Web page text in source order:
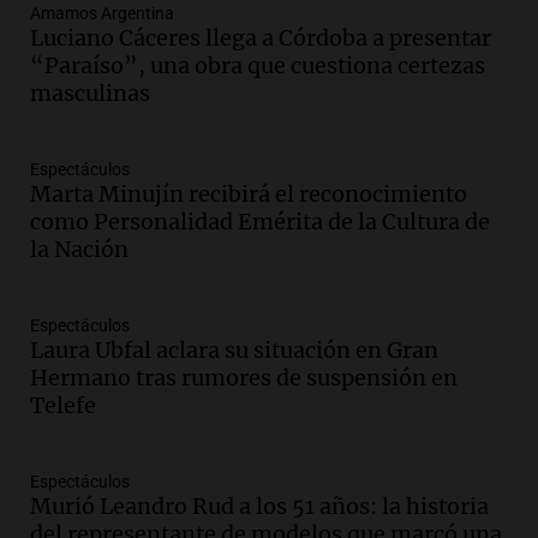
Audio.Iliana Lick, la argentina detenida
por el ICE, obtuvo la libertad bajo fianza
en Estados Unidos
Buen día, Argentina
crece la venta online y cae el
movimiento en los locales
Buen día, Argentina
Episodios
qué consecuencias tiene ceder siempre
Buen día, Argentina
Episodios
nuevos campeones en una competencia
nacional
Buen día, Argentina
Amamos Argentina
Luciano Cáceres llega a Córdoba a presentar
“Paraíso”, una obra que cuestiona certezas
masculinas
Espectáculos
Marta Minujín recibirá el reconocimiento
como Personalidad Emérita de la Cultura de
la Nación
Espectáculos
Laura Ubfal aclara su situación en Gran
Hermano tras rumores de suspensión en
Telefe
Espectáculos
Murió Leandro Rud a los 51 años: la historia